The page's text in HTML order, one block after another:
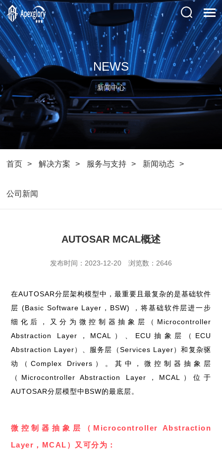
NEWS
新闻中心
首页 解决方案 服务与支持 新闻动态
公司新闻
AUTOSAR MCAL概述
发布时间：2023-12-20 浏览数：2646
在AUTOSAR分层架构模型中，最重要且最复杂的是基础软件
层 (Basic Software Layer，BSW) ，将基础软件层进一步
细化后，又分为微控制器抽象层（Microcontroller
Abstraction Layer，MCAL）、ECU抽象层（ECU
Abstraction Layer）、服务层（Services Layer）和复杂驱
动（Complex Drivers）。其中，微控制器抽象层
（Microcontroller Abstraction Layer，MCAL）位于
AUTOSAR分层模型中BSW的最底层。
微控制器抽象层（Microcontroller Abstraction
Layer，MCAL）又可分为：